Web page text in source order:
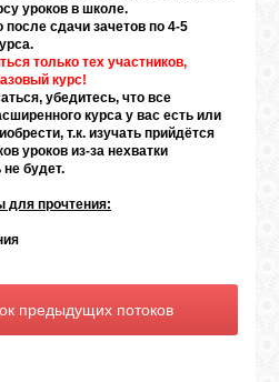
уроков в школе.
сдачи зачетов по 4-5
только тех участников,
курс!
убедитесь, что все
курса у вас есть или
т.к. изучать прийдётся
уроков из-за нехватки
будет.
для прочтения: